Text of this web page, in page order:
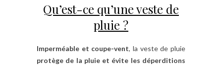
Qu’est-ce qu’une veste de
pluie ?
Imperméable et coupe-vent, la veste de pluie
protège de la pluie et évite les déperditions